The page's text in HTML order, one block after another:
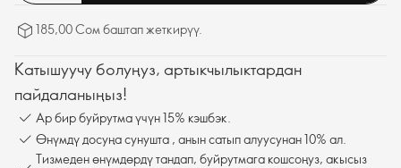
185,00 Сом баштап жеткирүү.
Катышуучу болуңуз, артыкчылыктардан
пайдаланыңыз!
Ар бир буйрутма үчүн 15% кэшбэк.
Өнүмдү досуңа сунушта , анын сатып алуусунан 10% ал.
Тизмеден өнүмдөрдү тандап, буйрутмага кошсоңуз, акысыз